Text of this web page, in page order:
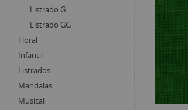
Listrado G
Listrado GG
Floral
Infantil
Listrados
Mandalas
Musical